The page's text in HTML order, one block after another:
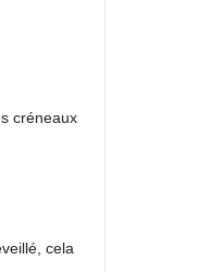
créneaux
cela